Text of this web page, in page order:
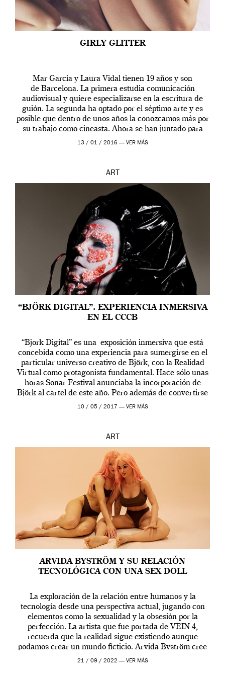
GIRLY GLITTER
Mar Garcia y Laura Vidal tienen 19 años y son
de Barcelona. La primera estudia comunicación
audiovisual y quiere especializarse en la escritura de
guión. La segunda ha optado por el séptimo arte y es
posible que dentro de unos años la conozcamos más por
su trabajo como cineasta. Ahora se han juntado para
contarnos una […]
13 / 01 / 2016 — VER MÁS
ART
“BJÖRK DIGITAL”. EXPERIENCIA INMERSIVA
EN EL CCCB
“Bjork Digital” es una exposición inmersiva que está
concebida como una experiencia para sumergirse en el
particular universo creativo de Björk, con la Realidad
Virtual como protagonista fundamental. Hace sólo unas
horas Sonar Festival anunciaba la incorporación de
Björk al cartel de este año. Pero además de convertirse
en una de las actuaciones más relevantes […]
10 / 05 / 2017 — VER MÁS
ART
ARVIDA BYSTRÖM Y SU RELACIÓN
TECNOLÓGICA CON UNA SEX DOLL
La exploración de la relación entre humanos y la
tecnología desde una perspectiva actual, jugando con
elementos como la sexualidad y la obsesión por la
perfección. La artista que fue portada de VEIN 4,
recuerda que la realidad sigue existiendo aunque
podamos crear un mundo ficticio. Arvida Byström cree
que los humanos tienen un complejo […]
21 / 09 / 2022 — VER MÁS